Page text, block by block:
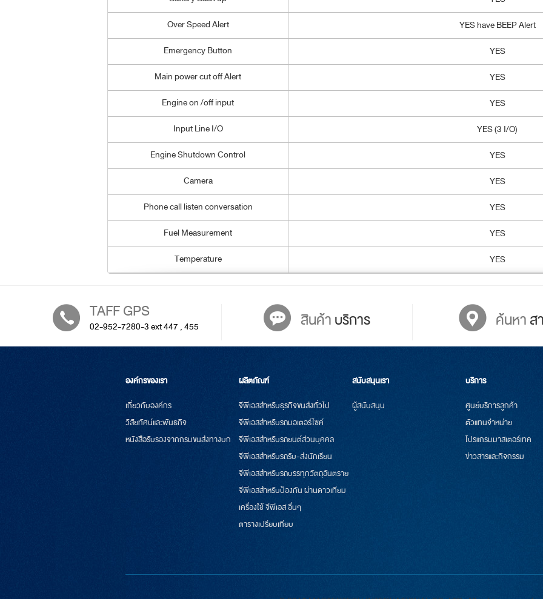
Over Speed Alert
YES have BEEP Alert
Emergency Button
YES
Main power cut off Alert
YES
Engine on /off input
YES
Input Line I/O
YES (3 I/O)
Engine Shutdown Control
YES
Camera
YES
Phone call listen conversation
YES
Fuel Measurement
YES
Temperature
YES
TAFF GPS
02-952-7280-3 ext 447 , 455 สินค้าบริการ ค้นหาส
องค์กรของเรา
เกี่ยวกับองค์กร
วิสัยทัศน์และพันธกิจ
หนังสือรับรองจากกรมขนส่งทางบก
ผลิตภัณฑ์
จีพีเอสสำหรับธุรกิจขนส่งทั่วไป
จีพีเอสสำหรับรถมอเตอร์ไซค์
จีพีเอสสำหรับรถยนต์ส่วนบุคคล
จีพีเอสสำหรับรถรับ-ส่งนักเรียน
จีพีเอสสำหรับรถบรรทุกวัตถุอันตราย
จีพีเอสสำหรับป้องกัน ผ่านดาวเทียม
เครื่องใช้ จีพีเอส อื่นๆ
ตารางเปรียบเทียบ
สนับสนุนเรา
ผู้สนับสนุน
บริการ
ศูนย์บริการลูกค้า
ตัวแทนจำหน่าย
โปรแกรมมาสเตอร์เทค
ข่าวสารและกิจกรรม